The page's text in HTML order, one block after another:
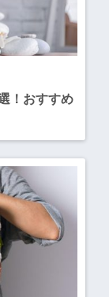
！おすすめ